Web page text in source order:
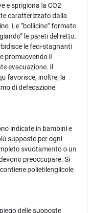
e sprigiona la CO2
caratterizzato dalla
Le “bollicine” formate
le pareti del retto.
le feci-stagnanti
promuovendo il
evacuazione. Il
favorisce, inoltre, la
di defecazione
indicate in bambini e
supposte per ogni
svuotamento o un
preoccupare. Si
polietilenglicole
delle supposte